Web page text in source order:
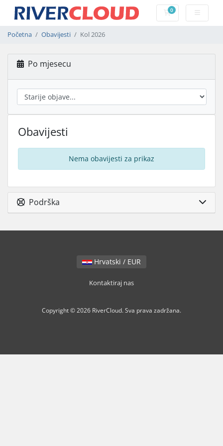
0Košarica
Početna Obavijesti Kol 2026
Po mjesecu
Obavijesti
Nema obavijesti za prikaz
Podrška
Hrvatski / EUR
Kontaktiraj nas
Copyright © 2026 RiverCloud. Sva prava zadržana.